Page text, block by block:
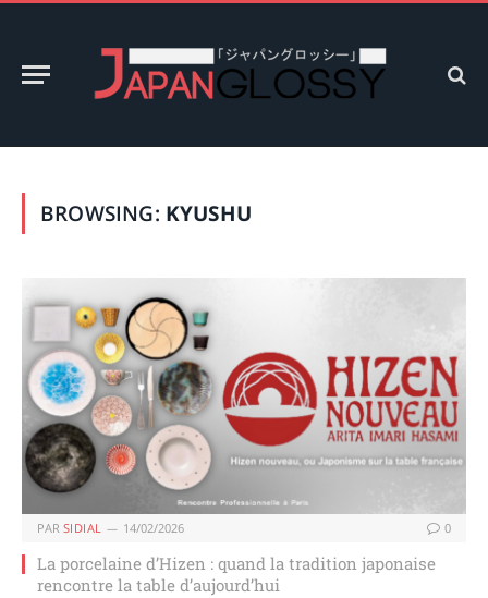
BROWSING: KYUSHU
PAR SIDIAL 14/02/2026 0
La porcelaine d’Hizen : quand la tradition japonaise
rencontre la table d’aujourd’hui